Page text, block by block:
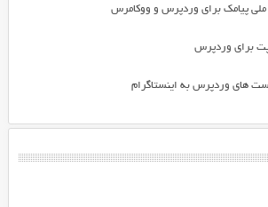
پیامک برای وردپرس و ووکامرس
برای وردپرس
های وردپرس به اینستاگرام